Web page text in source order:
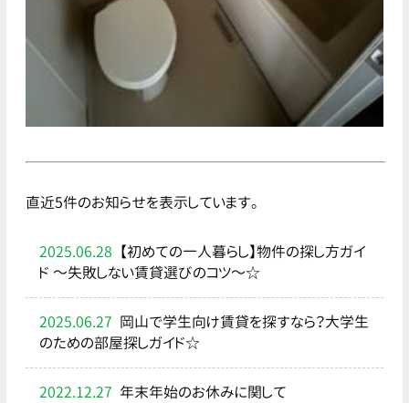
直近5件のお知らせを表示しています。
2025.06.28 【初めての一人暮らし】物件の探し方ガイ
ド ～失敗しない賃貸選びのコツ～☆
2025.06.27 岡山で学生向け賃貸を探すなら？大学生
のための部屋探しガイド☆
2022.12.27 年末年始のお休みに関して